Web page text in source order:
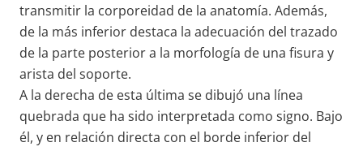
transmitir la corporeidad de la anatomía. Además,
de la más inferior destaca la adecuación del trazado
de la parte posterior a la morfología de una fisura y
arista del soporte.
A la derecha de esta última se dibujó una línea
quebrada que ha sido interpretada como signo. Bajo
él, y en relación directa con el borde inferior del